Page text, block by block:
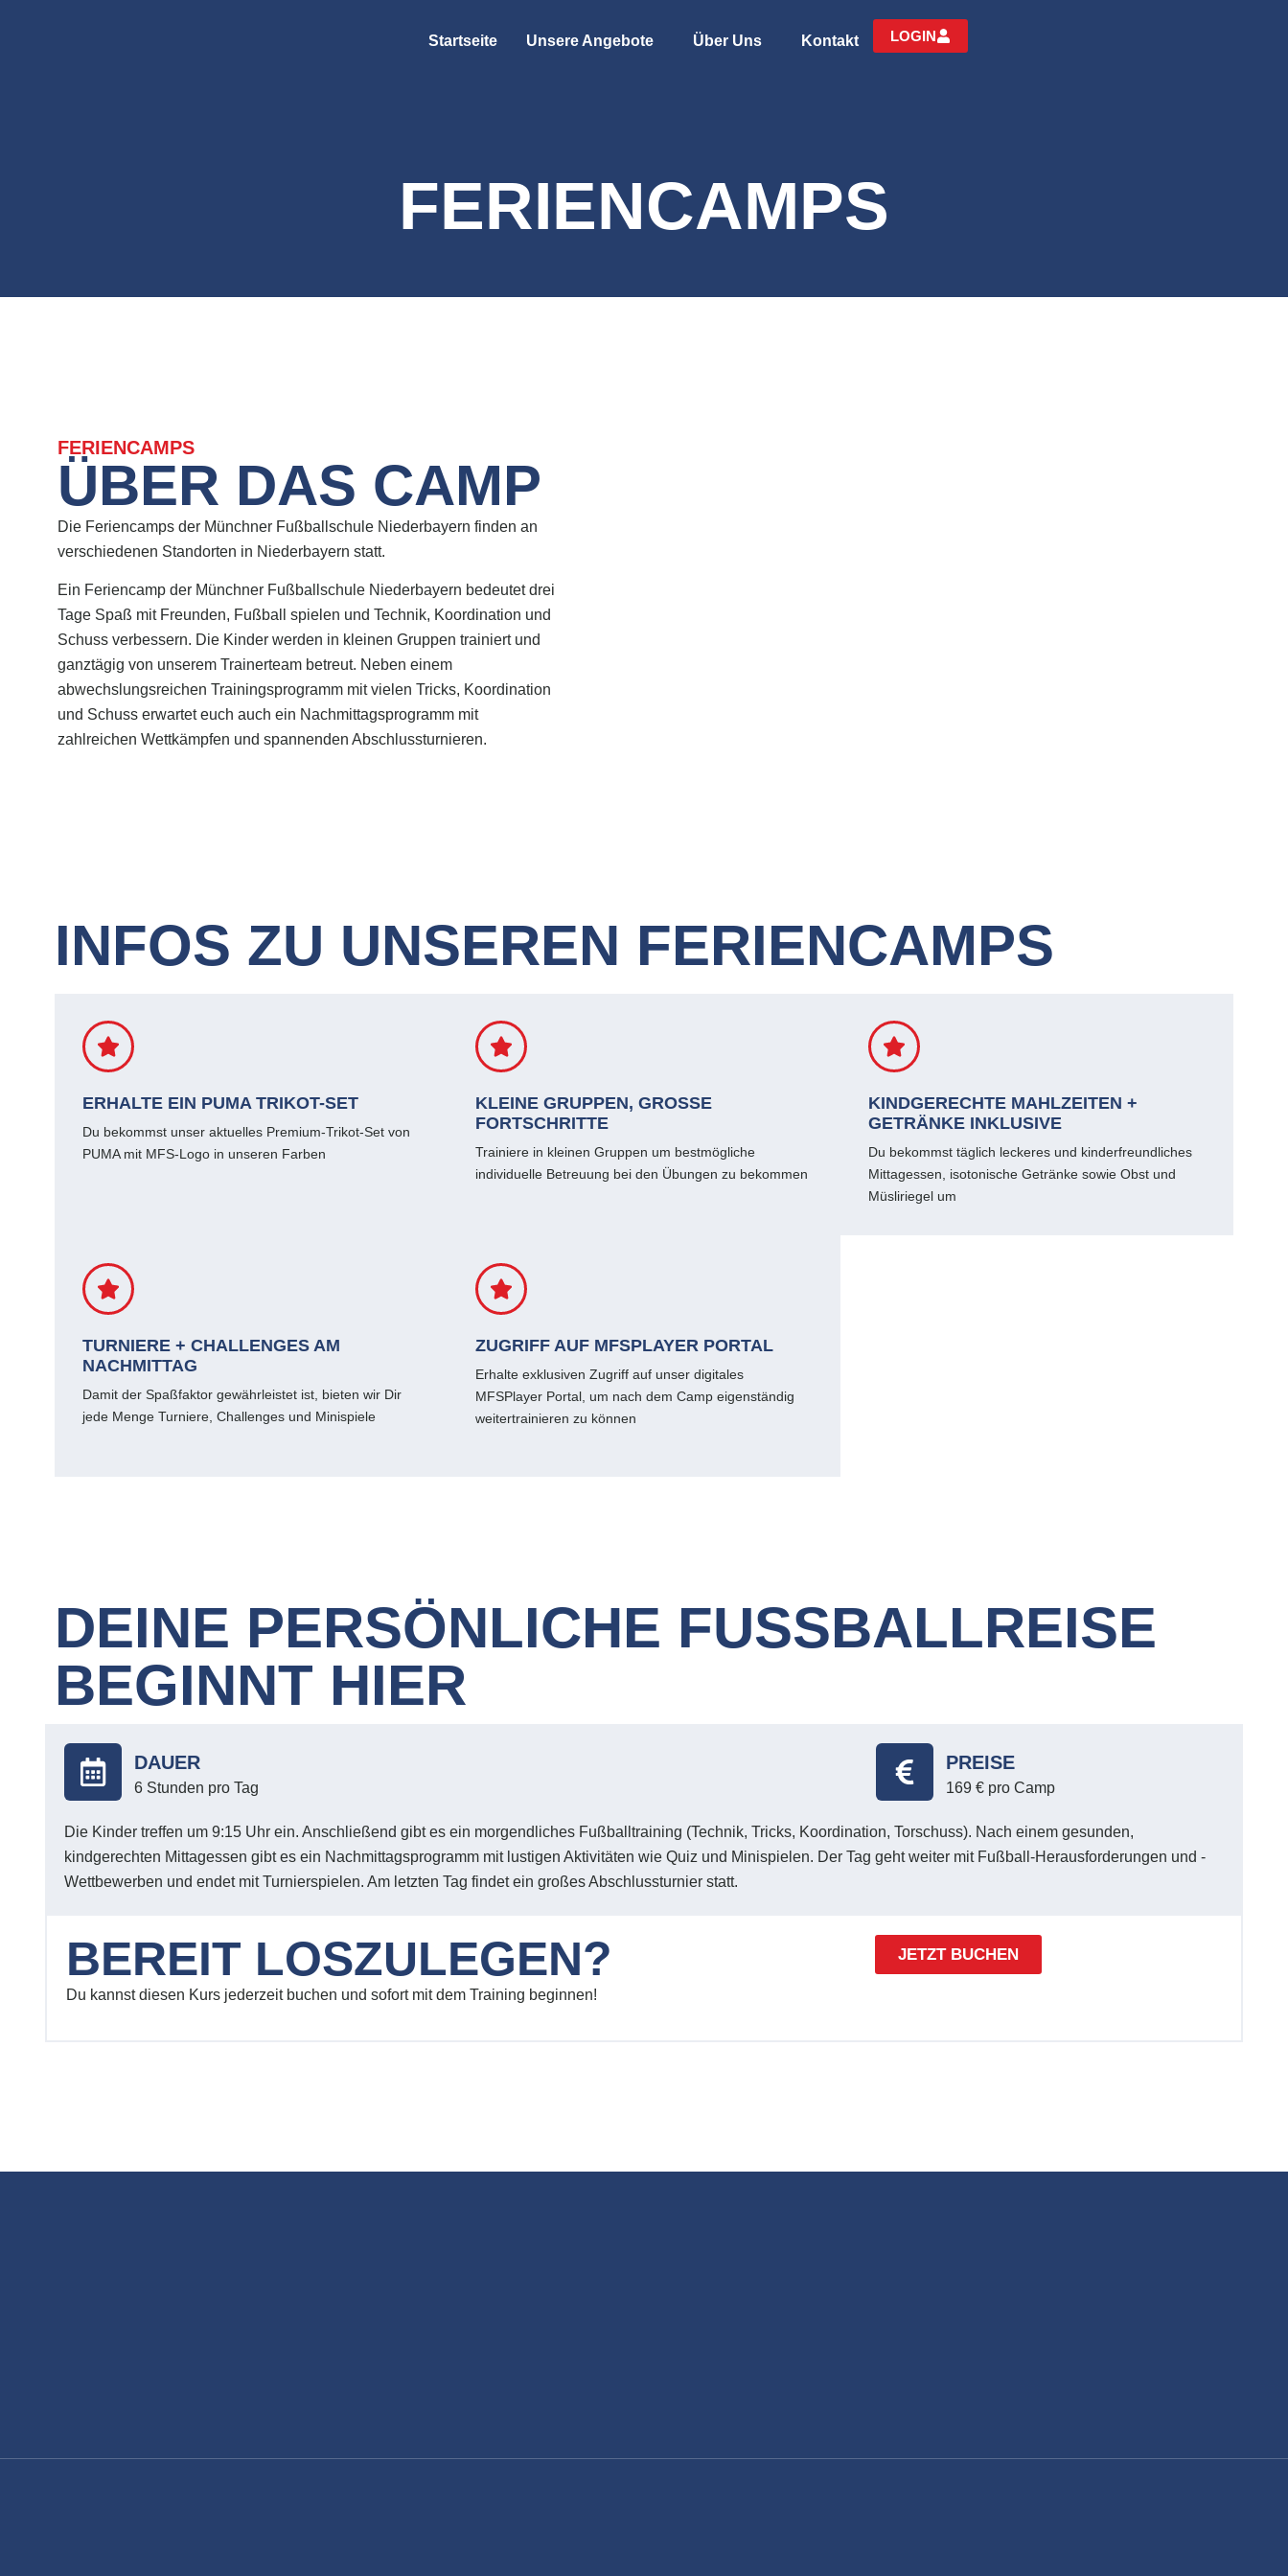
Startseite Unsere Angebote Über Uns Kontakt LOGIN
FERIENCAMPS
FERIENCAMPS
ÜBER DAS CAMP
Die Feriencamps der Münchner Fußballschule Niederbayern finden an
verschiedenen Standorten in Niederbayern statt.
Ein Feriencamp der Münchner Fußballschule Niederbayern bedeutet drei
Tage Spaß mit Freunden, Fußball spielen und Technik, Koordination und
Schuss verbessern. Die Kinder werden in kleinen Gruppen trainiert und
ganztägig von unserem Trainerteam betreut. Neben einem
abwechslungsreichen Trainingsprogramm mit vielen Tricks, Koordination
und Schuss erwartet euch auch ein Nachmittagsprogramm mit
zahlreichen Wettkämpfen und spannenden Abschlussturnieren.
ERHALTE EIN PUMA TRIKOT-SET
Du bekommst unser aktuelles Premium-Trikot-Set von
PUMA mit MFS-Logo in unseren Farben
KLEINE GRUPPEN, GROSSE
FORTSCHRITTE
Trainiere in kleinen Gruppen um bestmögliche
individuelle Betreuung bei den Übungen zu bekommen
KINDGERECHTE MAHLZEITEN +
GETRÄNKE INKLUSIVE
Du bekommst täglich leckeres und kinderfreundliches
Mittagessen, isotonische Getränke sowie Obst und
Müsliriegel um
TURNIERE + CHALLENGES AM
NACHMITTAG
Damit der Spaßfaktor gewährleistet ist, bieten wir Dir
jede Menge Turniere, Challenges und Minispiele
ZUGRIFF AUF MFSPLAYER PORTAL
Erhalte exklusiven Zugriff auf unser digitales
MFSPlayer Portal, um nach dem Camp eigenständig
weitertrainieren zu können
INFOS ZU UNSEREN FERIENCAMPS
DEINE PERSÖNLICHE FUSSBALLREISE
BEGINNT HIER
DAUER
6 Stunden pro Tag
PREISE
169 € pro Camp
Die Kinder treffen um 9:15 Uhr ein. Anschließend gibt es ein morgendliches Fußballtraining (Technik, Tricks, Koordination, Torschuss). Nach einem gesunden,
kindgerechten Mittagessen gibt es ein Nachmittagsprogramm mit lustigen Aktivitäten wie Quiz und Minispielen. Der Tag geht weiter mit Fußball-Herausforderungen und -
Wettbewerben und endet mit Turnierspielen. Am letzten Tag findet ein großes Abschlussturnier statt.
BEREIT LOSZULEGEN?
Du kannst diesen Kurs jederzeit buchen und sofort mit dem Training beginnen!
JETZT BUCHEN